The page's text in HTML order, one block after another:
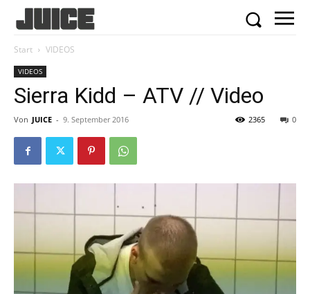
Start VIDEOS
VIDEOS
Sierra Kidd – ATV // Video
Von JUICE - 9. September 2016 0
2365